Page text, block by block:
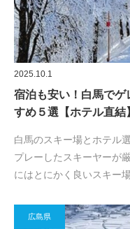
2025.10.1
宿泊も安い！白馬で
すめ５選【ホテル直結
白馬のスキー場とホテル
プレーしたスキーヤーが
にはとにかく良いスキー
広島県